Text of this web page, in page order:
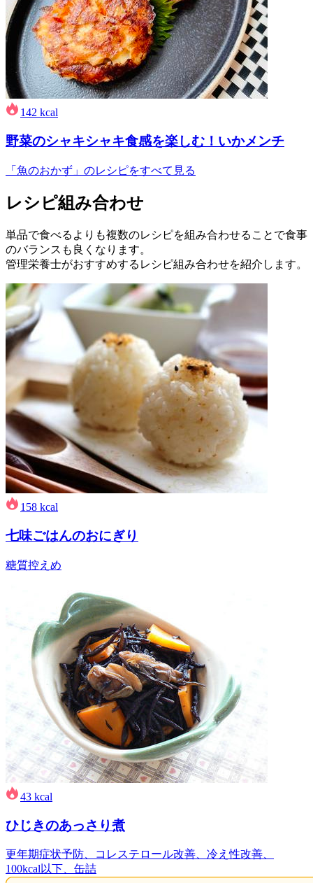
142 kcal
野菜のシャキシャキ食感を楽しむ！いかメンチ
「魚のおかず」のレシピをすべて見る
レシピ組み合わせ
単品で食べるよりも複数のレシピを組み合わせることで食事
のバランスも良くなります。
管理栄養士がおすすめするレシピ組み合わせを紹介します。
158 kcal
七味ごはんのおにぎり
糖質控えめ
43 kcal
ひじきのあっさり煮
更年期症状予防、コレステロール改善、冷え性改善、
100kcal以下、缶詰